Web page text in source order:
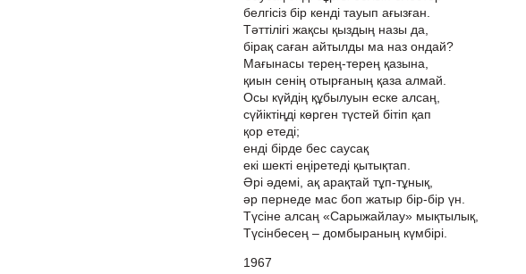
белгісіз бір кенді тауып ағызған.
Тәттілігі жақсы қыздың назы да,
бірақ саған айтылды ма наз ондай?
Мағынасы терең-терең қазына,
қиын сенің отырғаның қаза алмай.
Осы күйдің құбылуын еске алсаң,
сүйіктіңді көрген түстей бітіп қап
қор етеді;
енді бірде бес саусақ
екі шекті еңіретеді қытықтап.
Әрі әдемі, ақ арақтай тұп-тұнық,
әр пернеде мас боп жатыр бір-бір үн.
Түсіне алсаң «Сарыжайлау» мықтылық,
Түсінбесең – домбыраның күмбірі.
1967